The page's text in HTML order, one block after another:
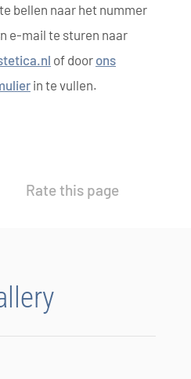
bellen naar het nummer
e-mail te sturen naar
of door ons
in te vullen.
Rate this page